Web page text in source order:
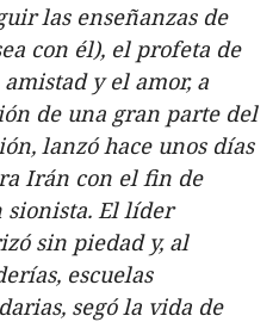
las enseñanzas de
con él), el profeta de
y el amor, a
de una gran parte del
lanzó hace unos días
Irán con el fin de
sionista. El líder
sin piedad y, al
escuelas
segó la vida de